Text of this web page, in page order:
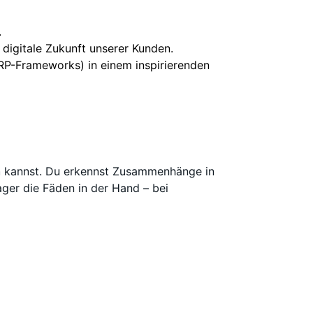
Zukunft unserer Kunden.
Frameworks) in einem inspirierenden
Du erkennst Zusammenhänge in
die Fäden in der Hand – bei